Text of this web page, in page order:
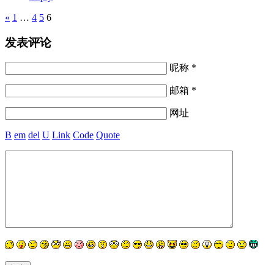
Pages
« 1 … 4 5 6
发表评论
昵称 *
邮箱 *
网址
B em del U Link Code Quote